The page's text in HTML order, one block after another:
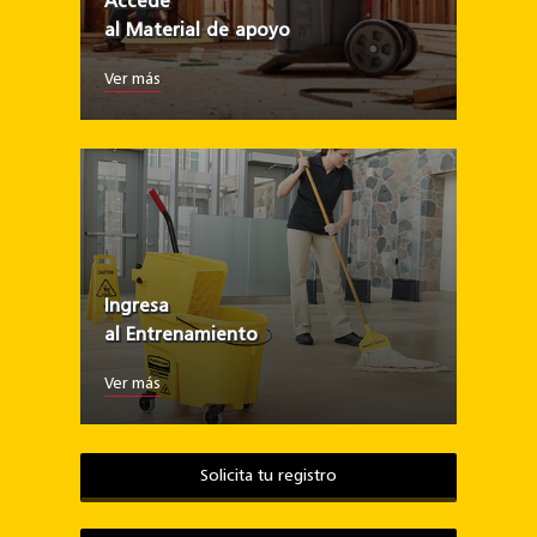
al Material de apoyo
Ver más
Ingresa
al Entrenamiento
Ver más
Solicita tu registro